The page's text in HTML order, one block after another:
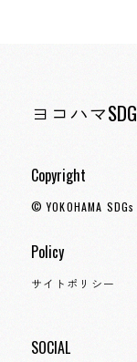
ヨコハマ
Copyright
© YOKOHAMA
Policy
サイトポリシー
SOCIAL